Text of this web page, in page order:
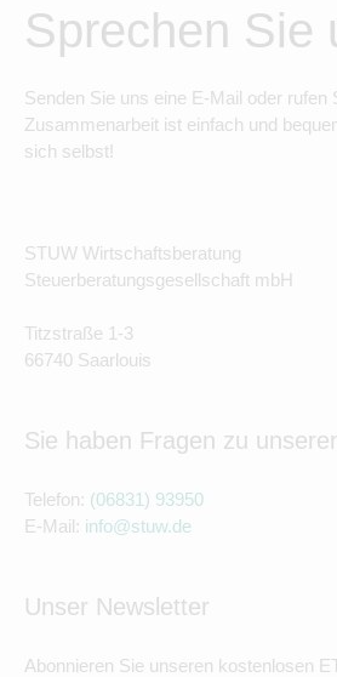
Sprechen Sie
Senden Sie uns eine E-Mail oder rufen
Zusammenarbeit ist einfach und
sich selbst!
STUW Wirtschaftsberatung
Steuerberatungsgesellschaft mbH
Titzstraße 1-3
66740 Saarlouis
Sie haben Fragen zu
Telefon: (06831) 93950
E-Mail: info@stuw.de
Unser Newsletter
Abonnieren Sie unseren kostenlosen